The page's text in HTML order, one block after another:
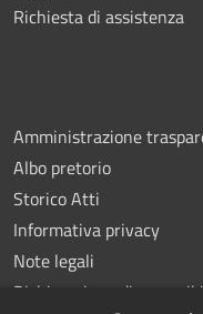
Richiesta di assistenza
Amministrazione
Albo pretorio
Storico Atti
Informativa privacy
Note legali
Dichiarazione di